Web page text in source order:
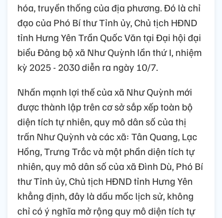
hóa, truyền thống của địa phương. Đó là chỉ
đạo của Phó Bí thư Tỉnh ủy, Chủ tịch HĐND
tỉnh Hưng Yên Trần Quốc Văn tại Đại hội đại
biểu Đảng bộ xã Như Quỳnh lần thứ I, nhiệm
kỳ 2025 - 2030 diễn ra ngày 10/7.
Nhấn mạnh lợi thế của xã Như Quỳnh mới
được thành lập trên cơ sở sắp xếp toàn bộ
diện tích tự nhiên, quy mô dân số của thị
trấn Như Quỳnh và các xã: Tân Quang, Lạc
Hồng, Trưng Trắc và một phần diện tích tự
nhiên, quy mô dân số của xã Đình Dù, Phó Bí
thư Tỉnh ủy, Chủ tịch HĐND tỉnh Hưng Yên
khẳng định, đây là dấu mốc lịch sử, không
chỉ có ý nghĩa mở rộng quy mô diện tích tự